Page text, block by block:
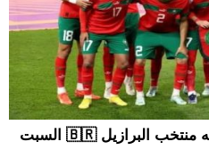
المنتخب المغربي 🇲🇦 يواجه منتخب البرازيل 🇧🇷 السبت